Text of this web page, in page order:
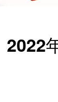
2022